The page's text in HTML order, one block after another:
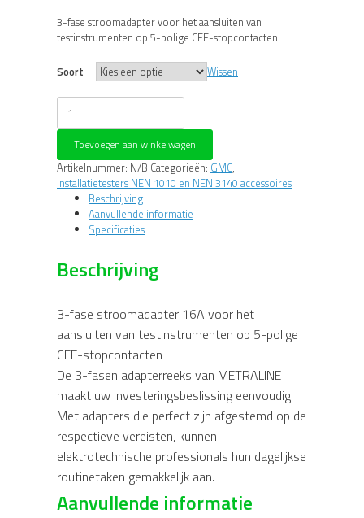
tot
€270,00
3-fase stroomadapter voor het aansluiten van
testinstrumenten op 5-polige CEE-stopcontacten
Soort
Wissen
Metraline
fase
adapter
aantal
Toevoegen aan winkelwagen
Artikelnummer: N/B Categorieën: GMC,
Installatietesters NEN 1010 en NEN 3140 accessoires
Beschrijving
Aanvullende informatie
Specificaties
Beschrijving
3-fase stroomadapter 16A voor het
aansluiten van testinstrumenten op 5-polige
CEE-stopcontacten
De 3-fasen adapterreeks van METRALINE
maakt uw investeringsbeslissing eenvoudig.
Met adapters die perfect zijn afgestemd op de
respectieve vereisten, kunnen
elektrotechnische professionals hun dagelijkse
routinetaken gemakkelijk aan.
Aanvullende informatie